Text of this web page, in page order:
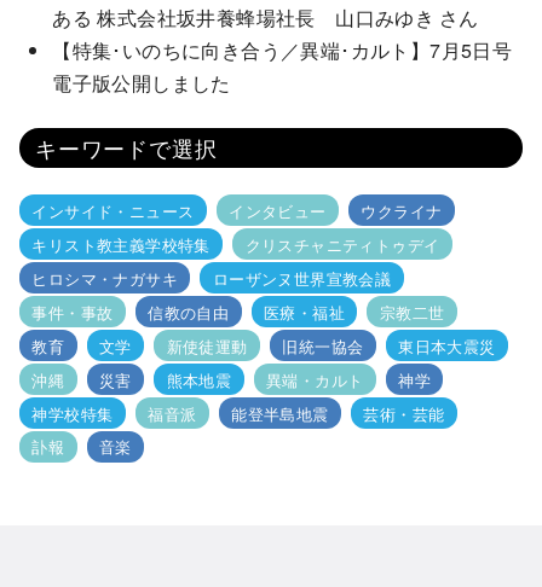
ある 株式会社坂井養蜂場社長 山口みゆき さん
【特集･いのちに向き合う／異端･カルト】7月5日号
電子版公開しました
キーワードで選択
インサイド・ニュース インタビュー
ウクライナ
キリスト教主義学校特集
クリスチャニティトゥデイ
ヒロシマ・ナガサキ
ローザンヌ世界宣教会議
事件・事故
信教の自由 医療・福祉
宗教二世
教育
文学 新使徒運動 旧統一協会
東日本大震災
沖縄
災害 熊本地震 異端・カルト
神学
神学校特集
福音派 能登半島地震
芸術・芸能
訃報
音楽